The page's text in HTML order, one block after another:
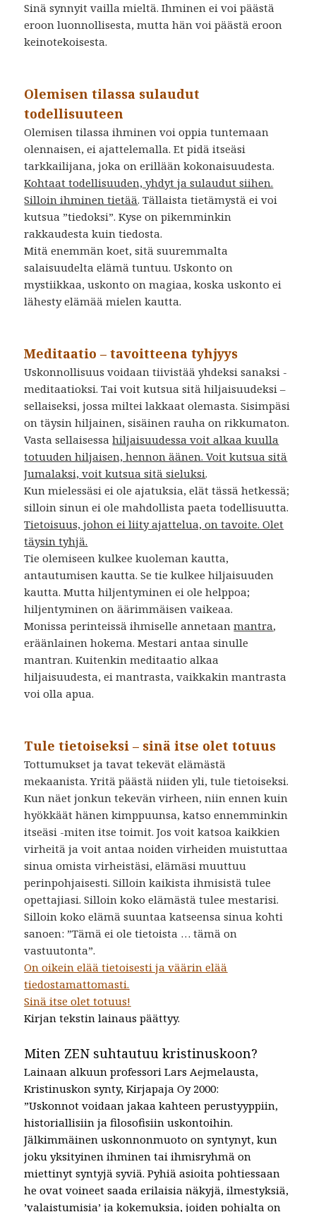
Sinä synnyit vailla mieltä. Ihminen ei voi päästä
eroon luonnollisesta, mutta hän voi päästä eroon
keinotekoisesta.
Olemisen tilassa sulaudut
todellisuuteen
Olemisen tilassa ihminen voi oppia tuntemaan
olennaisen, ei ajattelemalla. Et pidä itseäsi
tarkkailijana, joka on erillään kokonaisuudesta.
Kohtaat todellisuuden, yhdyt ja sulaudut siihen.
Silloin ihminen tietää. Tällaista tietämystä ei voi
kutsua ”tiedoksi”. Kyse on pikemminkin
rakkaudesta kuin tiedosta.
Mitä enemmän koet, sitä suuremmalta
salaisuudelta elämä tuntuu. Uskonto on
mystiikkaa, uskonto on magiaa, koska uskonto ei
lähesty elämää mielen kautta.
Meditaatio – tavoitteena tyhjyys
Uskonnollisuus voidaan tiivistää yhdeksi sanaksi -
meditaatioksi. Tai voit kutsua sitä hiljaisuudeksi –
sellaiseksi, jossa miltei lakkaat olemasta. Sisimpäsi
on täysin hiljainen, sisäinen rauha on rikkumaton.
Vasta sellaisessahiljaisuudessa voit alkaa kuulla
totuuden hiljaisen, hennon äänen. Voit kutsua sitä
Jumalaksi, voit kutsua sitä sieluksi.
Kun mielessäsi ei ole ajatuksia, elät tässä hetkessä;
silloin sinun ei ole mahdollista paeta todellisuutta.
Tietoisuus, johon ei liity ajattelua, on tavoite. Olet
täysin tyhjä.
Tie olemiseen kulkee kuoleman kautta,
antautumisen kautta. Se tie kulkee hiljaisuuden
kautta. Mutta hiljentyminen ei ole helppoa;
hiljentyminen on äärimmäisen vaikeaa.
Monissa perinteissä ihmiselle annetaanmantra,
eräänlainen hokema. Mestari antaa sinulle
mantran. Kuitenkin meditaatio alkaa
hiljaisuudesta, ei mantrasta, vaikkakin mantrasta
voi olla apua.
Tule tietoiseksi – sinä itse olet totuus
Tottumukset ja tavat tekevät elämästä
mekaanista. Yritä päästä niiden yli, tule tietoiseksi.
Kun näet jonkun tekevän virheen, niin ennen kuin
hyökkäät hänen kimppuunsa, katso ennemminkin
itseäsi -miten itse toimit. Jos voit katsoa kaikkien
virheitä ja voit antaa noiden virheiden muistuttaa
sinua omista virheistäsi, elämäsi muuttuu
perinpohjaisesti. Silloin kaikista ihmisistä tulee
opettajiasi. Silloin koko elämästä tulee mestarisi.
Silloin koko elämä suuntaa katseensa sinua kohti
sanoen: ”Tämä ei ole tietoista … tämä on
vastuutonta”.
On oikein elää tietoisesti ja väärin elää
tiedostamattomasti.
Sinä itse olet totuus!
Kirjan tekstin lainaus päättyy.
Miten ZEN suhtautuu kristinuskoon?
Lainaan alkuun professori Lars Aejmelausta,
Kristinuskon synty, Kirjapaja Oy 2000:
”Uskonnot voidaan jakaa kahteen perustyyppiin,
historiallisiin ja filosofisiin uskontoihin.
Jälkimmäinen uskonnonmuoto on syntynyt, kun
joku yksityinen ihminen tai ihmisryhmä on
miettinyt syntyjä syviä. Pyhiä asioita pohtiessaan
he ovat voineet saada erilaisia näkyjä, ilmestyksiä,
’valaistumisia’ ja kokemuksia, joiden pohjalta on